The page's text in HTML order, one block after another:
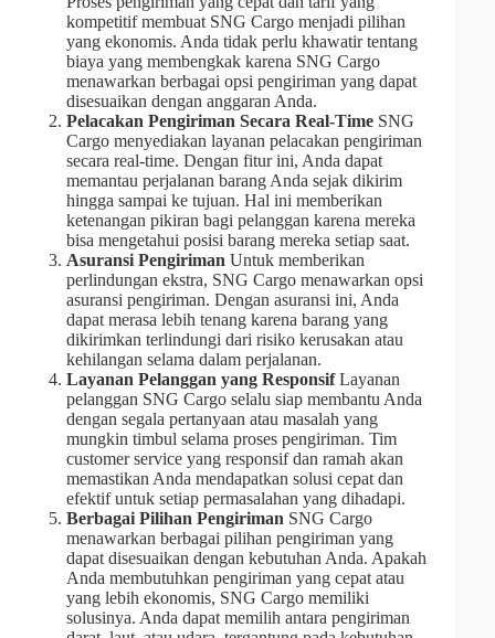
kompetitif membuat SNG Cargo menjadi pilihan
yang ekonomis. Anda tidak perlu khawatir tentang
biaya yang membengkak karena SNG Cargo
menawarkan berbagai opsi pengiriman yang dapat
disesuaikan dengan anggaran Anda.
Pelacakan Pengiriman Secara Real-Time SNG
Cargo menyediakan layanan pelacakan pengiriman
secara real-time. Dengan fitur ini, Anda dapat
memantau perjalanan barang Anda sejak dikirim
hingga sampai ke tujuan. Hal ini memberikan
ketenangan pikiran bagi pelanggan karena mereka
bisa mengetahui posisi barang mereka setiap saat.
Asuransi Pengiriman Untuk memberikan
perlindungan ekstra, SNG Cargo menawarkan opsi
asuransi pengiriman. Dengan asuransi ini, Anda
dapat merasa lebih tenang karena barang yang
dikirimkan terlindungi dari risiko kerusakan atau
kehilangan selama dalam perjalanan.
Layanan Pelanggan yang ResponsifLayanan
pelanggan SNG Cargo selalu siap membantu Anda
dengan segala pertanyaan atau masalah yang
mungkin timbul selama proses pengiriman. Tim
customer service yang responsif dan ramah akan
memastikan Anda mendapatkan solusi cepat dan
efektif untuk setiap permasalahan yang dihadapi.
Berbagai Pilihan Pengiriman SNG Cargo
menawarkan berbagai pilihan pengiriman yang
dapat disesuaikan dengan kebutuhan Anda. Apakah
Anda membutuhkan pengiriman yang cepat atau
yang lebih ekonomis, SNG Cargo memiliki
solusinya. Anda dapat memilih antara pengiriman